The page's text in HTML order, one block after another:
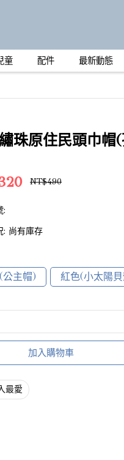
童 配件 最新動態
珠原住民頭巾帽
NT$490
:
: 尚有庫存
公主帽)
紅色(小太陽
加入購物車
最愛